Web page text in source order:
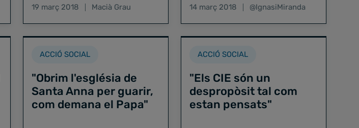
una entitat religiosa…
19 març 2018 Macià Grau
Nostra Senyora dels Dolors de
Mataró, i Quim Sabater,…
14 març 2018 @IgnasiMiranda
ACCIÓ SOCIAL
"Obrim l'església de
Santa Anna per guarir,
com demana el Papa"
ACCIÓ SOCIAL
"Els CIE són un
despropòsit tal com
estan pensats"